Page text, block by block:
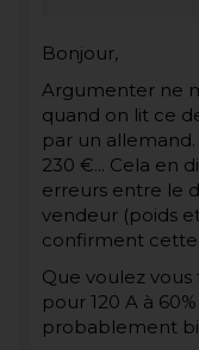
Bonjour,
Argumenter ne
quand on lit ce
par un
230 €... Cela en
erreurs entre le
vendeur (poids
confirment cette
Que voulez
pour 120 A à
probablement